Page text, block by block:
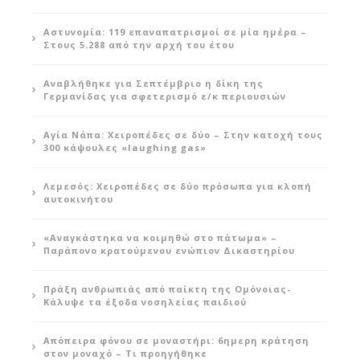
Αστυνομία: 119 επαναπατρισμοί σε μία ημέρα –
Στους 5.288 από την αρχή του έτου
Αναβλήθηκε για Σεπτέμβριο η δίκη της
Γερμανίδας για σφετερισμό ε/κ περιουσιών
Αγία Νάπα: Χειροπέδες σε δύο – Στην κατοχή τους
300 κάψουλες «laughing gas»
Λεμεσός: Χειροπέδες σε δύο πρόσωπα για κλοπή
αυτοκινήτου
«Αναγκάστηκα να κοιμηθώ στο πάτωμα» –
Παράπονο κρατούμενου ενώπιον Δικαστηρίου
Πράξη ανθρωπιάς από παίκτη της Ομόνοιας-
Κάλυψε τα έξοδα νοσηλείας παιδιού
Απόπειρα φόνου σε μοναστήρι: 6ημερη κράτηση
στον μοναχό – Τι προηγήθηκε